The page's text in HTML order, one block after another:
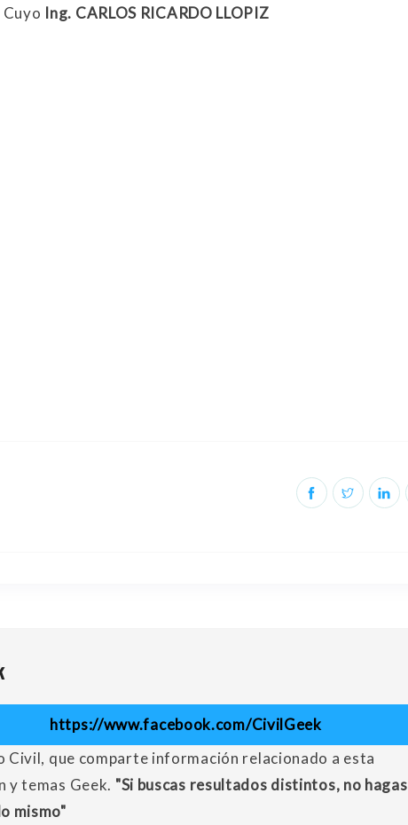
Ing. CARLOS RICARDO LLOPIZ
https://www.facebook.com/CivilGeek
Civil, que comparte información relacionado a esta
y temas Geek. "Si buscas resultados distintos, no hagas
mismo"